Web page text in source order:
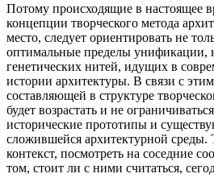
Потому происходящие в настоящее
концепции творческого метода
место, следует ориентировать не
оптимальные пределы унификации,
генетических нитей, идущих в
истории архитектуры. В связи с
составляющей в структуре
будет возрастать и не
исторические прототипы и
сложившейся архитектурной среды.
контекст, посмотреть на соседние
том, стоит ли с ними считаться,